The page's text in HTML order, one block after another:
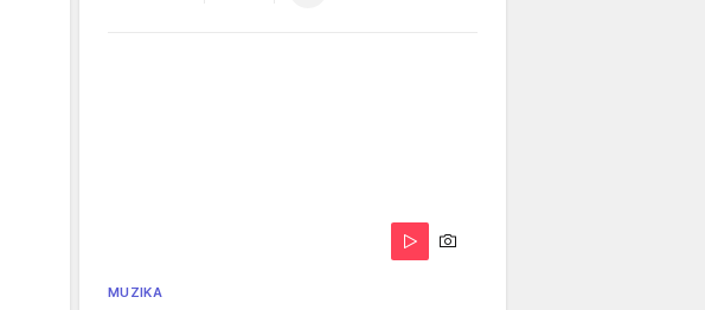
MUZIKA